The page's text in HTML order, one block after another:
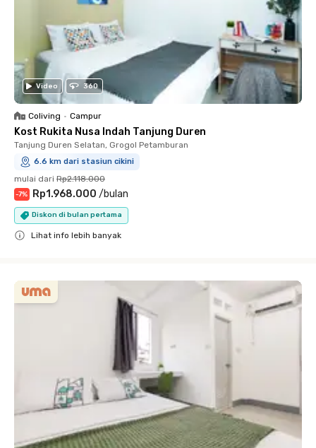
Video 360
Coliving • Campur
Kost Rukita Nusa Indah Tanjung Duren
Tanjung Duren Selatan, Grogol Petamburan
6.6 km dari stasiun cikini
mulai dari Rp2.118.000
-7% Rp1.968.000 /bulan
Diskon di bulan pertama
Lihat info lebih banyak